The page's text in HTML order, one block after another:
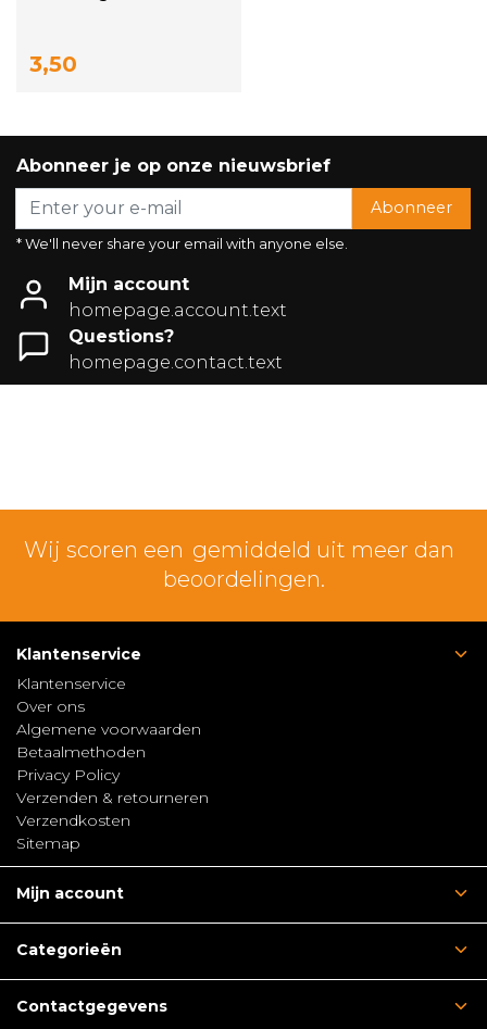
3,50
Abonneer je op onze nieuwsbrief
Abonneer
* We'll never share your email with anyone else.
Mijn account
homepage.account.text
Questions?
homepage.contact.text
Wij scoren een gemiddeld uit meer dan
beoordelingen.
Klantenservice
Klantenservice
Over ons
Algemene voorwaarden
Betaalmethoden
Privacy Policy
Verzenden & retourneren
Verzendkosten
Sitemap
Mijn account
Categorieën
Contactgegevens